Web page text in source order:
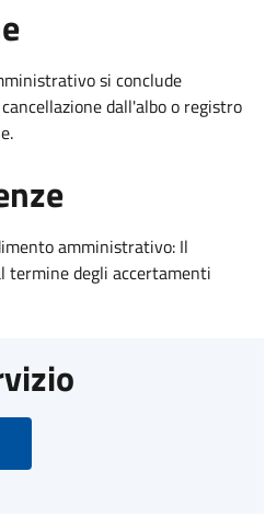
si conclude
dall'albo o registro
amministrativo: Il
termine degli accertamenti